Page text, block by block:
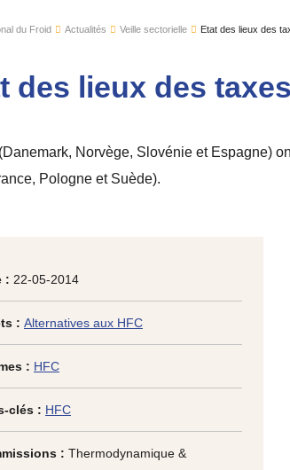
du Froid Actualités Veille sectorielle Etat des lieux des
des lieux des
Norvège, Slovénie et Espagne)
Pologne et Suède).
: 22-05-2014
: Alternatives aux HFC
: HFC
clés : HFC
: Thermodynamique &